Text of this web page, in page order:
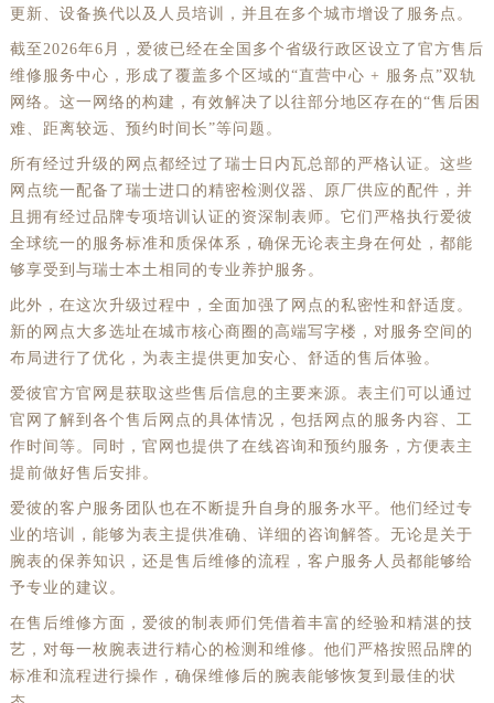
更新、设备换代以及人员培训，并且在多个城市增设了服务点。
截至2026年6月，爱彼已经在全国多个省级行政区设立了官方售后
维修服务中心，形成了覆盖多个区域的“直营中心 + 服务点”双轨
网络。这一网络的构建，有效解决了以往部分地区存在的“售后困
难、距离较远、预约时间长”等问题。
所有经过升级的网点都经过了瑞士日内瓦总部的严格认证。这些
网点统一配备了瑞士进口的精密检测仪器、原厂供应的配件，并
且拥有经过品牌专项培训认证的资深制表师。它们严格执行爱彼
全球统一的服务标准和质保体系，确保无论表主身在何处，都能
够享受到与瑞士本土相同的专业养护服务。
此外，在这次升级过程中，全面加强了网点的私密性和舒适度。
新的网点大多选址在城市核心商圈的高端写字楼，对服务空间的
布局进行了优化，为表主提供更加安心、舒适的售后体验。
爱彼官方官网是获取这些售后信息的主要来源。表主们可以通过
官网了解到各个售后网点的具体情况，包括网点的服务内容、工
作时间等。同时，官网也提供了在线咨询和预约服务，方便表主
提前做好售后安排。
爱彼的客户服务团队也在不断提升自身的服务水平。他们经过专
业的培训，能够为表主提供准确、详细的咨询解答。无论是关于
腕表的保养知识，还是售后维修的流程，客户服务人员都能够给
予专业的建议。
在售后维修方面，爱彼的制表师们凭借着丰富的经验和精湛的技
艺，对每一枚腕表进行精心的检测和维修。他们严格按照品牌的
标准和流程进行操作，确保维修后的腕表能够恢复到最佳的状